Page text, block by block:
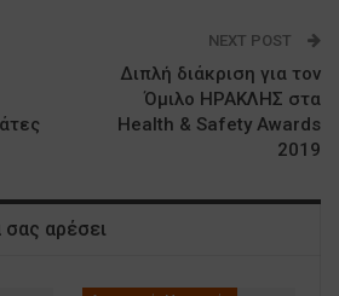
NEXT POST
Διπλή διάκριση για τον
Όμιλο ΗΡΑΚΛΗΣ στα
Health & Safety Awards
2019
αρέσει